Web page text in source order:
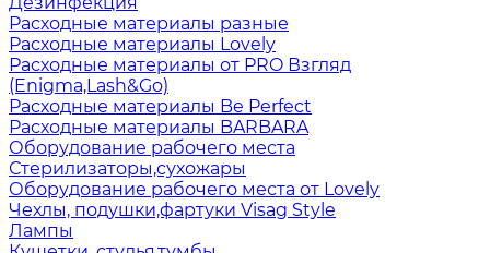
Расходные материалы разные
Расходные материалы Lovely
Расходные материалы от PRO Взгляд
(Enigma,Lash&Go)
Расходные материалы Be Perfect
Расходные материалы BARBARA
Оборудование рабочего места
Стерилизаторы,сухожары
Оборудование рабочего места от Lovely
Чехлы, подушки,фартуки Visag Style
Лампы